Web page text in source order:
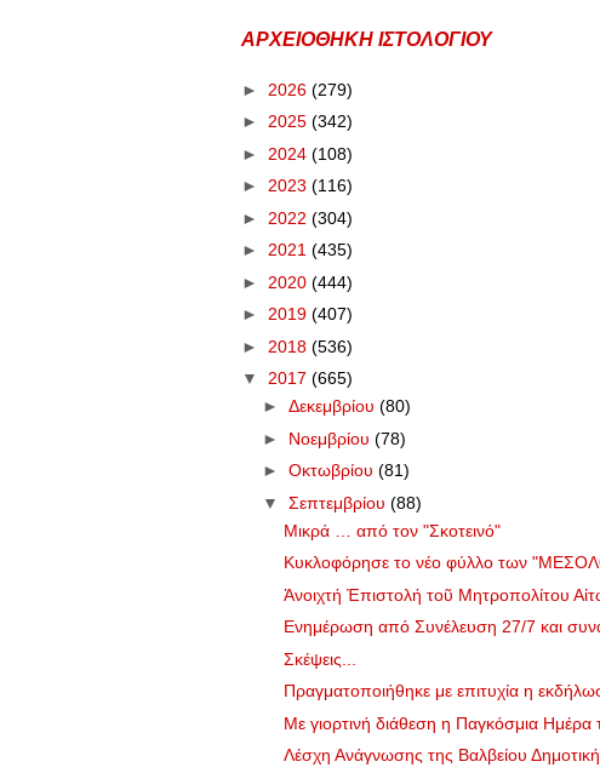
ΑΡΧΕΙΟΘΗΚΗ ΙΣΤΟΛΟΓΙΟΥ
► 2026 (279)
► 2025 (342)
► 2024 (108)
► 2023 (116)
► 2022 (304)
► 2021 (435)
► 2020 (444)
► 2019 (407)
► 2018 (536)
▼ 2017 (665)
► Δεκεμβρίου (80)
► Νοεμβρίου (78)
► Οκτωβρίου (81)
▼ Σεπτεμβρίου (88)
Μικρά … από τον "Σκοτεινό"
Κυκλοφόρησε το νέο φύλλο των
Ἀνοιχτή Ἐπιστολή τοῦ Μητροπολίτου
Ενημέρωση από Συνέλευση 27/7 και
Σκέψεις...
Πραγματοποιήθηκε με επιτυχία η
Με γιορτινή διάθεση η Παγκόσμια Ημέρα
Λέσχη Ανάγνωσης της Βαλβείου